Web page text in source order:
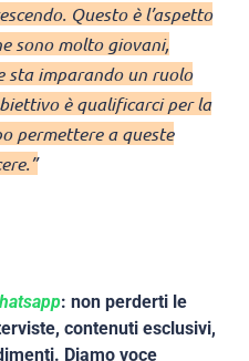
Questo è l’aspetto
sono molto giovani,
sta imparando un ruolo
è qualificarci per la
permettere a queste
: non perderti le
contenuti esclusivi,
Diamo voce